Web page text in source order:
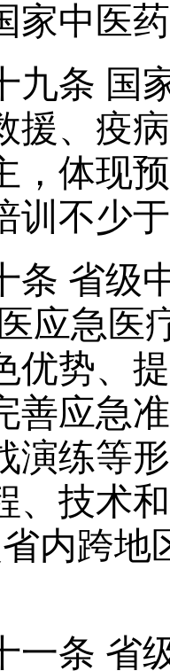
家中医
九条 国
援、疫
，体现
训不少
条 省级
应急医
优势、
善应急
演练等
、技术
内跨地
一条 省